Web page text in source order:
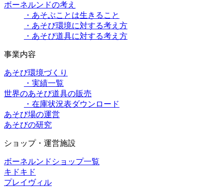
ボーネルンドの考え
・あそぶことは生きること
・あそび環境に対する考え方
・あそび道具に対する考え方
事業内容
あそび環境づくり
・実績一覧
世界のあそび道具の販売
・在庫状況表ダウンロード
あそび場の運営
あそびの研究
ショップ・運営施設
ボーネルンドショップ一覧
キドキド
プレイヴィル